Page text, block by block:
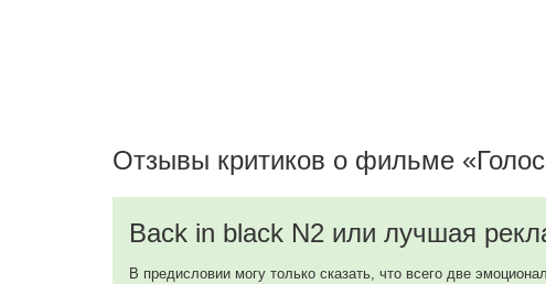
Dr. Grover
Lucas E Devenn
Продюссер
Продюссер, Монтажер
Отзывы критиков о фильме
Back in black N2 или лучшая
В предисловии могу только сказать, что всего две